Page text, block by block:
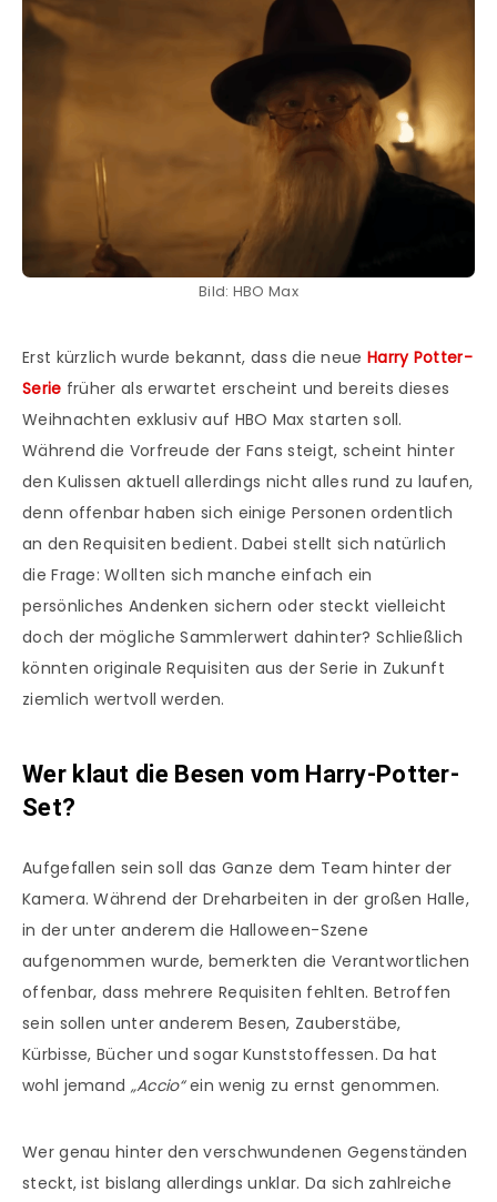
Bild: HBO Max
Erst kürzlich wurde bekannt, dass die neue Harry Potter-
Serie früher als erwartet erscheint und bereits dieses
Weihnachten exklusiv auf HBO Max starten soll.
Während die Vorfreude der Fans steigt, scheint hinter
den Kulissen aktuell allerdings nicht alles rund zu laufen,
denn offenbar haben sich einige Personen ordentlich
an den Requisiten bedient. Dabei stellt sich natürlich
die Frage: Wollten sich manche einfach ein
persönliches Andenken sichern oder steckt vielleicht
doch der mögliche Sammlerwert dahinter? Schließlich
könnten originale Requisiten aus der Serie in Zukunft
ziemlich wertvoll werden.
Wer klaut die Besen vom Harry-Potter-
Set?
Aufgefallen sein soll das Ganze dem Team hinter der
Kamera. Während der Dreharbeiten in der großen Halle,
in der unter anderem die Halloween-Szene
aufgenommen wurde, bemerkten die Verantwortlichen
offenbar, dass mehrere Requisiten fehlten. Betroffen
sein sollen unter anderem Besen, Zauberstäbe,
Kürbisse, Bücher und sogar Kunststoffessen. Da hat
wohl jemand „Accio“ein wenig zu ernst genommen.
Wer genau hinter den verschwundenen Gegenständen
steckt, ist bislang allerdings unklar. Da sich zahlreiche